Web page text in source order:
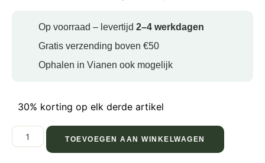
Op voorraad – levertijd 2–4 werkdagen
Gratis verzending boven €50
Ophalen in Vianen ook mogelijk
30% korting op elk derde artikel
TOEVOEGEN AAN WINKELWAGEN